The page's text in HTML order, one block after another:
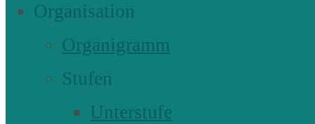
Organisation
Organigramm
Stufen
Unterstufe